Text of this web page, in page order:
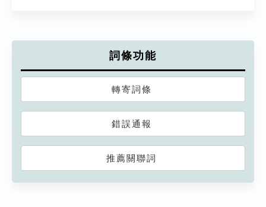
詞條功能
轉寄詞條
錯誤通報
推薦關聯詞